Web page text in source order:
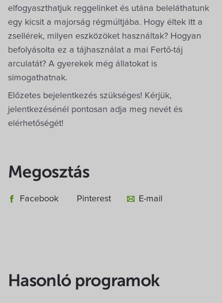
elfogyaszthatjuk reggelinket és utána beleláthatunk
egy kicsit a majorság régmúltjába. Hogy éltek itt a
zsellérek, milyen eszközöket használtak? Hogyan
befolyásolta ez a tájhasználat a mai Fertő-táj
arculatát? A gyerekek még állatokat is
simogathatnak.
Előzetes bejelentkezés szükséges! Kérjük,
jelentkezésénél pontosan adja meg nevét és
elérhetőségét!
Megosztás
Facebook Pinterest E-mail
Hasonló programok